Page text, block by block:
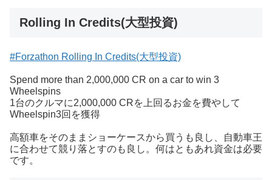
Rolling In Credits(大型投資)
#Forzathon Rolling In Credits(大型投資)
Spend more than 2,000,000 CR on a car to win 3
Wheelspins
1台のクルマに2,000,000 CRを上回るお金を費やして
Wheelspin3回を獲得
高額車をそのままショーケースから買うも良し、自動車王
に合わせて競り落とすのも良し。何はともあれ資金は必要
です。